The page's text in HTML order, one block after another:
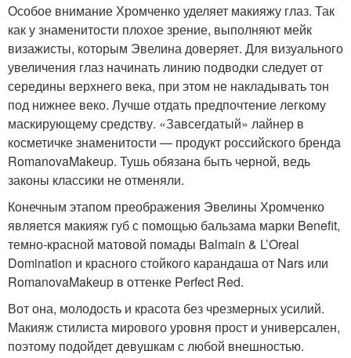
Особое внимание Хромченко уделяет макияжу глаз. Так
как у знаменитости плохое зрение, выполняют мейк
визажисты, которым Эвелина доверяет. Для визуального
увеличения глаз начинать линию подводки следует от
середины верхнего века, при этом не накладывать тон
под нижнее веко. Лучше отдать предпочтение легкому
маскирующему средству. «Завсегдатый» лайнер в
косметичке знаменитости — продукт российского бренда
RomanovaMakeup. Тушь обязана быть черной, ведь
законы классики не отменяли.
Конечным этапом преображения Эвелины Хромченко
является макияж губ с помощью бальзама марки Benefit,
темно-красной матовой помады Balmain & L’Oreal
Domination и красного стойкого карандаша от Nars или
RomanovaMakeup в оттенке Perfect Red.
Вот она, молодость и красота без чрезмерных усилий.
Макияж стилиста мирового уровня прост и универсален,
поэтому подойдет девушкам с любой внешностью.